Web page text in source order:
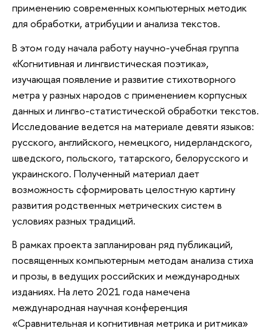
применению современных компьютерных методик
для обработки, атрибуции и анализа текстов.
В этом году начала работу научно-учебная группа
«Когнитивная и лингвистическая поэтика»,
изучающая появление и развитие стихотворного
метра у разных народов с применением корпусных
данных и лингво-статистической обработки текстов.
Исследование ведется на материале девяти языков:
русского, английского, немецкого, нидерландского,
шведского, польского, татарского, белорусского и
украинского. Полученный материал дает
возможность сформировать целостную картину
развития родственных метрических систем в
условиях разных традиций.
В рамках проекта запланирован ряд публикаций,
посвященных компьютерным методам анализа стиха
и прозы, в ведущих российских и международных
изданиях. На лето 2021 года намечена
международная научная конференция
«Сравнительная и когнитивная метрика и ритмика»